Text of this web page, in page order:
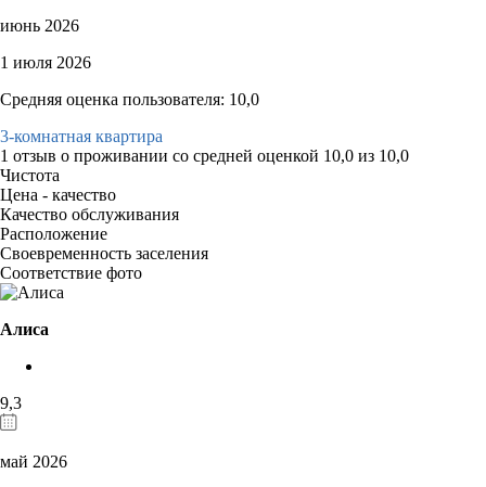
июнь 2026
1 июля 2026
Средняя оценка пользователя: 10,0
3-комнатная квартира
1 отзыв о проживании со средней оценкой 10,0 из 10,0
Чистота
Цена - качество
Качество обслуживания
Расположение
Своевременность заселения
Соответствие фото
Алиса
9,3
май 2026